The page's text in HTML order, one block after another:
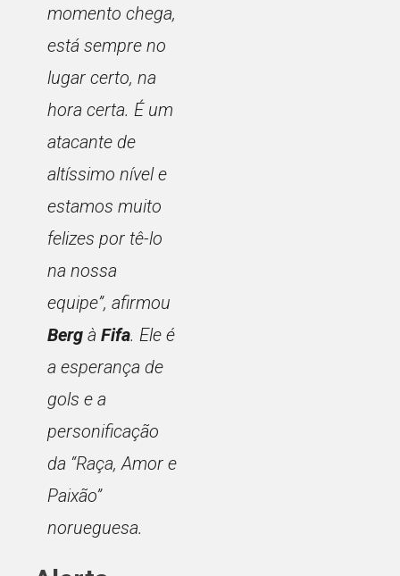
momento chega,
está sempre no
lugar certo, na
hora certa. É um
atacante de
altíssimo nível e
estamos muito
felizes por tê-lo
na nossa
equipe”, afirmou
Bergà Fifa. Ele é
a esperança de
gols e a
personificação
da “Raça, Amor e
Paixão”
norueguesa.